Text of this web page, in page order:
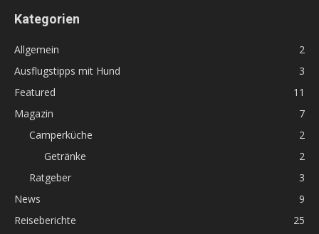
Kategorien
Allgemein
2
Ausflugstipps mit Hund
3
Featured
11
Magazin
7
Camperküche
2
Getränke
2
Ratgeber
3
News
9
Reiseberichte
25